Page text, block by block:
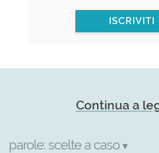
ISCRIVITI
Continua a
parole: scelte a caso ▾